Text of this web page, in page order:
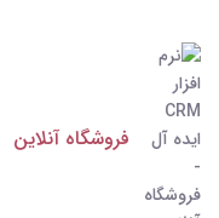
فروشگاه آنلاین